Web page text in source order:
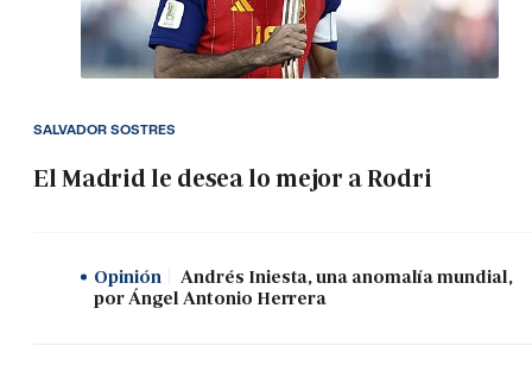
El Madrid le desea lo mejor a Rodri
SALVADOR SOSTRES
Opinión
Andrés Iniesta, una anomalía mundial,
por Ángel Antonio Herrera